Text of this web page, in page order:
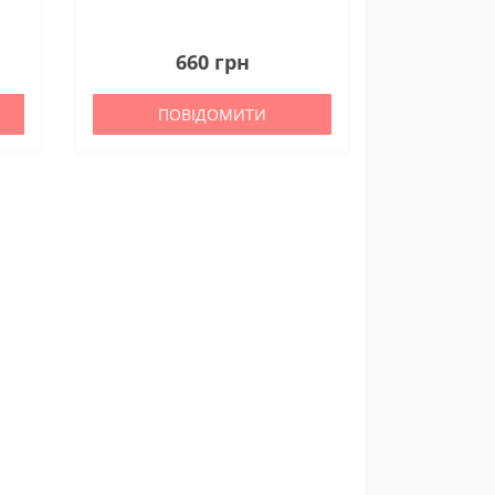
660 грн
ПОВІДОМИТИ